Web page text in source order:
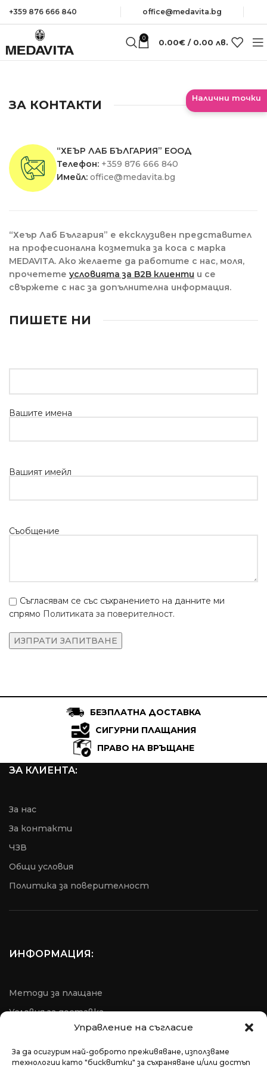
Управление на съгласие
За да осигурим най-доброто преживяване, използваме
технологии като "бисквитки" за съхраняване и/или достъп
+359 876 666 840 оffice@medavita.bg
0 0.00€ / 0.00 лв.
ЗА КОНТАКТИ
“ХЕЪР ЛАБ БЪЛГАРИЯ” ЕООД
Телефон: +359 876 666 840
Имейл: office@medavita.bg
“Хеър Лаб България” е ексклузивен представител
на професионална козметика за коса с марка
MEDAVITA. Ако желаете да работите с нас, моля,
прочетете условията за B2B клиенти и се
свържете с нас за допълнителна информация.
ПИШЕТЕ НИ
Вашите имена
Вашият имейл
Съобщение
Съгласявам се със съхранението на данните ми
спрямо Политиката за поверителност.
БЕЗПЛАТНА ДОСТАВКА
СИГУРНИ ПЛАЩАНИЯ
ПРАВО НА ВРЪЩАНЕ
ЗА КЛИЕНТА:
За нас
За контакти
ЧЗВ
Общи условия
Пoлитика за поверителност
ИНФОРМАЦИЯ:
Методи за плащане
Условия за доставка
Условия за рекламация
ОРС
Налични точки